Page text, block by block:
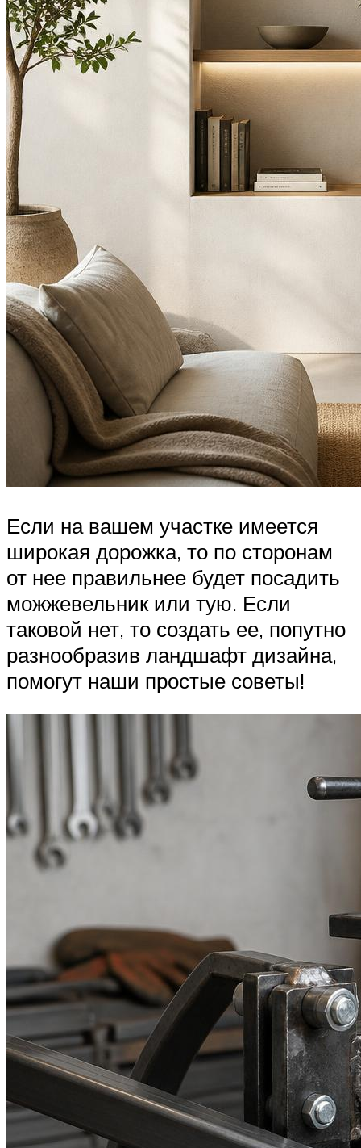
Если на вашем участке имеется
широкая дорожка, то по сторонам
от нее правильнее будет посадить
можжевельник или тую. Если
таковой нет, то создать ее, попутно
разнообразив ландшафт дизайна,
помогут наши простые советы!